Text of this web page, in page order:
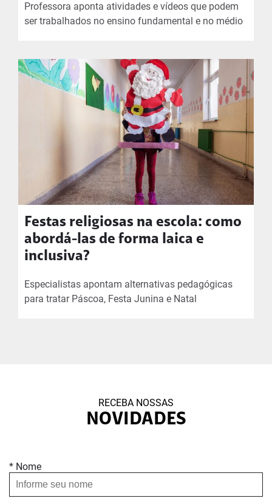
Professora aponta atividades e vídeos que podem
ser trabalhados no ensino fundamental e no médio
Festas religiosas na escola: como
abordá-las de forma laica e
inclusiva?
Especialistas apontam alternativas pedagógicas
para tratar Páscoa, Festa Junina e Natal
RECEBA NOSSAS
NOVIDADES
* Nome